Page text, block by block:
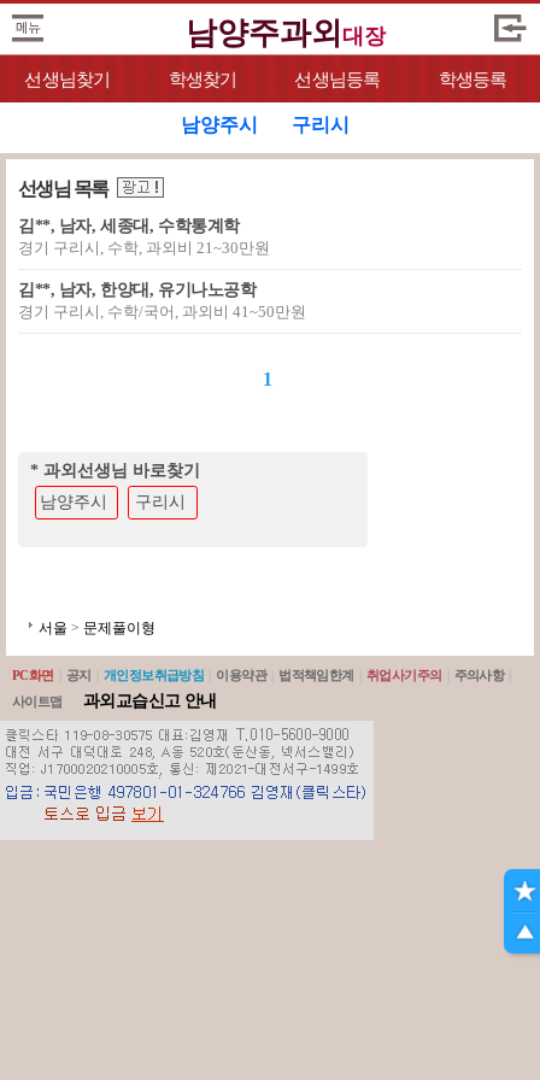
남양주과외 대장
선생님찾기 학생찾기 선생님등록 학생등록
남양주시 구리시
선생님 목록
김**, 남자, 세종대, 수학통계학
경기 구리시, 수학, 과외비 21~30만원
김**, 남자, 한양대, 유기나노공학
경기 구리시, 수학/국어, 과외비 41~50만원
1
* 과외선생님 바로찾기
남양주시
구리시
서울 > 문제풀이형
PC화면 공지 개인정보취급방침 이용약관 법적책임한계 취업사기주의 주의사항
사이트맵
과외교습신고 안내